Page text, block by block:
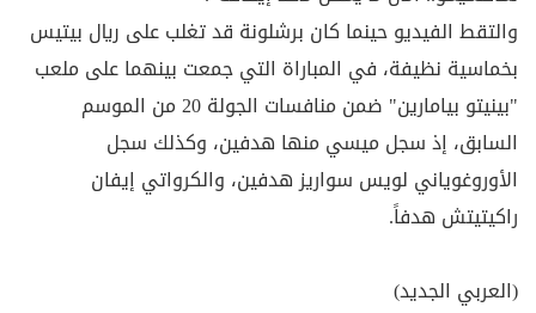
والتقط الفيديو حينما كان برشلونة قد تغلب على ريال بيتيس
بخماسية نظيفة، في المباراة التي جمعت بينهما على ملعب
"بينيتو بيامارين" ضمن منافسات الجولة 20 من الموسم
السابق، إذ سجل ميسي منها هدفين، وكذلك سجل
الأوروغوياني لويس سواريز هدفين، والكرواتي إيفان
راكيتيتش هدفاً.
(العربي الجديد)